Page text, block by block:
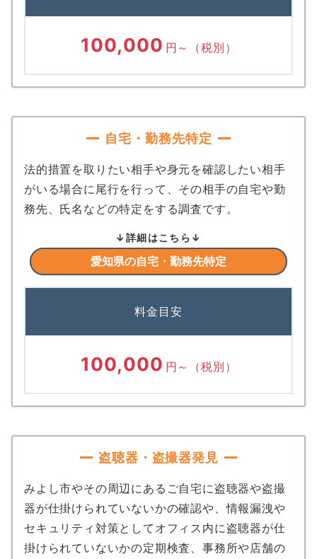
100,000 円～ （税別）
自宅・勤務先特定
法的措置を取りたい相手や身元を確認したい相手
がいる場合に尾行を行って、その相手の自宅や勤
務先、氏名などの特定をする調査です。
↓詳細はこちら↓
愛知県の自宅・勤務先特定
料金目安
100,000 円～ （税別）
盗聴器・盗撮器発見
みよし市やその周辺にあるご自宅に盗聴器や盗撮
器が仕掛けられていないかの確認や、情報漏洩や
セキュリティ対策としてオフィス内に盗聴器が仕
掛けられていないかの定期検査、事務所や店舗の